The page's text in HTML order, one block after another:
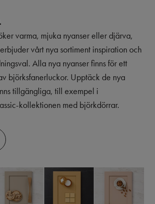
varma, mjuka nyanser eller djärva,
vårt nya sortiment inspiration och
Alla nya nyanser finns för ett
björksfanerluckor. Upptäck de nya
tillgängliga, till exempel i
kollektionen med björkdörrar.